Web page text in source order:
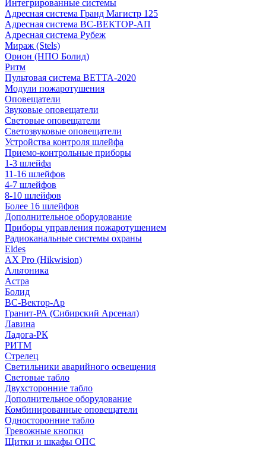
Интегрированные системы
Адресная система Гранд Магистр 125
Адресная система ВС-ВЕКТОР-АП
Адресная система Рубеж
Мираж (Stels)
Орион (НПО Болид)
Ритм
Пультовая система ВЕТТА-2020
Модули пожаротушения
Оповещатели
Звуковые оповещатели
Световые оповещатели
Светозвуковые оповещатели
Устройства контроля шлейфа
Приемо-контрольные приборы
1-3 шлейфа
11-16 шлейфов
4-7 шлейфов
8-10 шлейфов
Более 16 шлейфов
Дополнительное оборудование
Приборы управления пожаротушением
Радиоканальные системы охраны
Eldes
AX Pro (Hikwision)
Альтоника
Астра
Болид
ВС-Вектор-Ар
Гранит-РА (Сибирский Арсенал)
Лавина
Ладога-РК
РИТМ
Стрелец
Светильники аварийного освещения
Световые табло
Двухсторонние табло
Дополнительное оборудование
Комбинированные оповещатели
Односторонние табло
Тревожные кнопки
Щитки и шкафы ОПС